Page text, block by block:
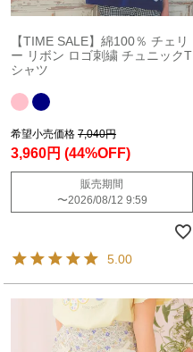
【TIME SALE】綿100％ チェリ
ー リボン ロゴ刺繍 チュニックT
シャツ
希望小売価格 7,040円
3,960円 (44%OFF)
販売期間
〜2026/08/12 9:59
5.00